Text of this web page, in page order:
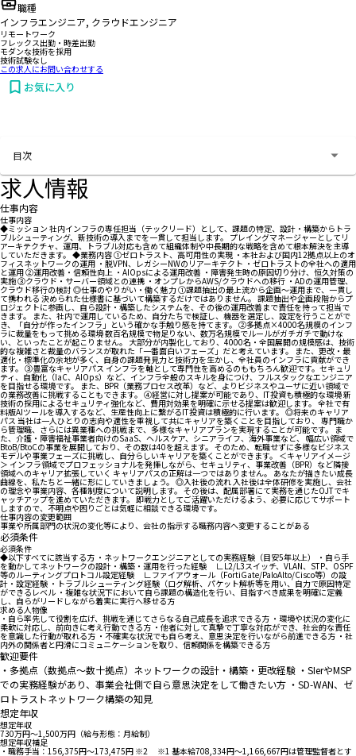
職種
インフラエンジニア, クラウドエンジニア
リモートワーク
フレックス出勤・時差出勤
モダンな技術を採用
技術試験なし
この求人にお問い合わせする
お気に入り
目次
求人情報
仕事内容
仕事内容
◆ミッション 社内インフラの専任担当（テックリード）として、課題の特定、設計・構築からトラ
ブルシューティング、新技術の導入までを一貫して担当します。 プレイングマネージャーとしてリ
アーキテクチャ、運用、トラブル対応も含めて組織体制や中長期的な戦略を含めて根本解決を主導
していただきます。 ◆業務内容 ①ゼロトラスト、高可用性の実現 ・本社および国内12拠点以上のオ
フィスネットワークの運用 ・脱VPN、レガシーNWのリアーキテクト ・ゼロトラストの全社への適用
と運用 ②運用改善・信頼性向上 ・AIOpsによる運用改善 ・障害発生時の原因切り分け、恒久対策の
実施 ③クラウド・サーバー領域との連携 ・オンプレからAWS/クラウドへの移行 ・ADの運用管理、
クラウド移行の検討 ◎仕事のやりがい・働く魅力 ①課題抽出の最上流から企画～運用まで、一貫し
て携われる 決められた仕様書に基づいて構築するだけではありません。 課題抽出や企画段階からプ
ロジェクトに参画し、自ら設計・構築したシステムを、その後の運用改善まで責任を持って担当で
きます。 また、社内で運用しているため、自分たちで検証し、機器を選定し、設定を行うことがで
き、「自分が作ったインフラ」という確かな手触り感を持てます。 ②多拠点×4000名規模のインフ
ラに裁量をもって挑める環境 数百名規模で物足りない、数万名規模でルールがガチガチで動けな
い、といったことが起こりません。 大部分が内製化しており、4000名・全国展開の規模感は、技術
的な複雑さと裁量のバランスが取れた「一番面白いフェーズ」だと考えています。 また、更改・最
適化・標準化の余地が多く、自身の課題発見力と技術力を生かし、全社員のインフラに貢献ができ
ます。 ③豊富なキャリアパス インフラを軸として専門性を高めるのももちろん歓迎です。セキュリ
ティ、自動化（IaC、AIOps）など、インフラ全般のスキルを身につけ、フルスタックなエンジニア
を目指せる環境です。 また、BPR（業務プロセス改革）など、よりビジネスやユーザに近い領域で
の業務改善に挑戦することもできます。 ④経営に対し提案が可能であり、IT投資も積極的な環境 新
技術の採用によるセキュリティ強化など、費用対効果を明確に示せる提案は歓迎します。 全社で有
料版AIツールを導入するなど、生産性向上に繋がるIT投資は積極的に行います。 ◎将来のキャリア
パス 当社は一人ひとりの志向や適性を重視して共にキャリアを築くことを目指しており、 専門職か
ら管理職、さらには異業種への挑戦まで、多様なキャリアプランを実現することが可能です。 ま
た、介護・障害福祉事業者向けのSaaS、ヘルスケア、シニアライフ、海外事業など、 幅広い領域で
BtoB/BtoCの事業を展開しており、その数は40を超えます。 そのため、転職せずに多様なビジネス
モデルや事業フェーズに挑戦し、自分らしいキャリアを築くことができます。 ＜キャリアイメージ
＞ インフラ領域でプロフェッショナルを発揮しながら、セキュリティ、事業改善（BPR）など隣接
領域へのキャリア拡張していく キャリアパスの正解は一つではありません。 あなたが描きたい成長
曲線を、私たちと一緒に形にしていきましょう。 ◎入社後の流れ 入社後は全体研修を実施し、会社
の理念や事業内容、各種制度について説明します。 その後は、配属部署にて実務を通じたOJTでキ
ャッチアップを進めていただきます。 即戦力としてご活躍いただけるよう、必要に応じてサポート
しますので、不明点や困りごとは気軽に相談できる環境です。
仕事内容の変更範囲
事業や所属部門の状況の変化等により、会社の指示する職務内容へ変更することがある
必須条件
必須条件
◆以下すべてに該当する方 ・ネットワークエンジニアとしての実務経験（目安5年以上） ・自ら手
を動かしてネットワークの設計・構築・運用を行った経験 ∟L2/L3スイッチ、VLAN、STP、OSPF
等のルーティングプロトコル設定経験 ∟ファイアウォール（FortiGate/PaloAlto/Cisco等）の設
計・設定経験 ・トラブルシューティング経験（ログ解析、パケット解析等を用い、自力で原因特定
ができるレベル ・複雑な状況下において自ら課題の構造化を行い、目指すべき成果を明確に定義
し、自らがリードしながら着実に実行へ移せる方
求める人物像
・自ら率先して役割を広げ、挑戦を通じてさらなる自己成長を追求できる方 ・環境や状況の変化に
柔軟に対応し、前向きに考え行動できる方 ・他者に対して真摯で丁寧な対応ができ、社会的な責任
を意識した行動が取れる方 ・不確実な状況でも自ら考え、意思決定を行いながら前進できる方 ・社
内外の関係者と円滑にコミュニケーションを取り、信頼関係を構築できる方
歓迎要件
・多拠点（数拠点～数十拠点）ネットワークの設計・構築・更改経験 ・SIerやMSP
での実務経験があり、事業会社側で自ら意思決定をして働きたい方 ・SD-WAN、ゼ
ロトラストネットワーク構築の知見
想定年収
想定年収
730万円〜1,500万円（給与形態：月給制）
想定年収補足
・職務手当：156,375円～173,475円 ※2 ※1 基本給708,334円～1,166,667円は管理監督者とす